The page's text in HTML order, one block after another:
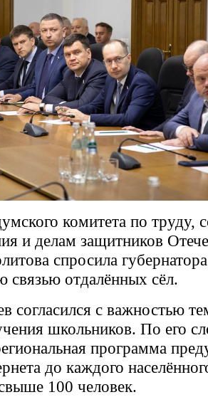
комитета по труду,
и делам защитников
спросила
связью отдалённых сёл.
согласился с важностью
школьников. По его
программа
до каждого
100 человек.